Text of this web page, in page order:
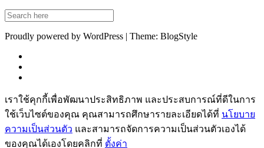
Proudly powered by WordPress | Theme: BlogStyle
เราใช้คุกกี้เพื่อพัฒนาประสิทธิภาพ และประสบการณ์ที่ดีในการ
ใช้เว็บไซต์ของคุณ คุณสามารถศึกษารายละเอียดได้ที่ นโยบาย
ความเป็นส่วนตัว และสามารถจัดการความเป็นส่วนตัวเองได้
ของคุณได้เองโดยคลิกที่ ตั้งค่า